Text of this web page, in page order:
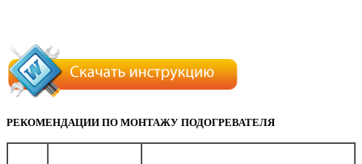
РЕКОМЕНДАЦИИ ПО МОНТАЖУ ПОДОГРЕВАТЕЛЯ